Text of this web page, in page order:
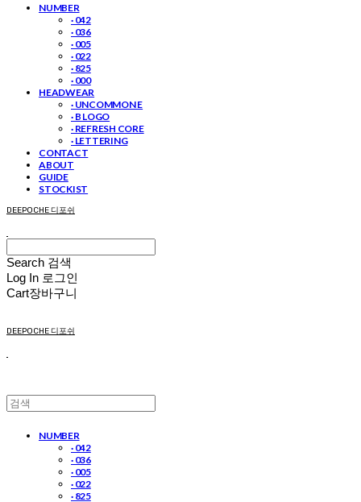
NUMBER
· 042
· 036
· 005
· 022
· 825
· 000
HEADWEAR
· UNCOMMON E
· B LOGO
· REFRESH CORE
· LETTERING
CONTACT
ABOUT
GUIDE
STOCKIST
DEEPOCHE 디포쉬
Search 검색
Log In 로그인
Cart장바구니
DEEPOCHE 디포쉬
NUMBER
· 042
· 036
· 005
· 022
· 825